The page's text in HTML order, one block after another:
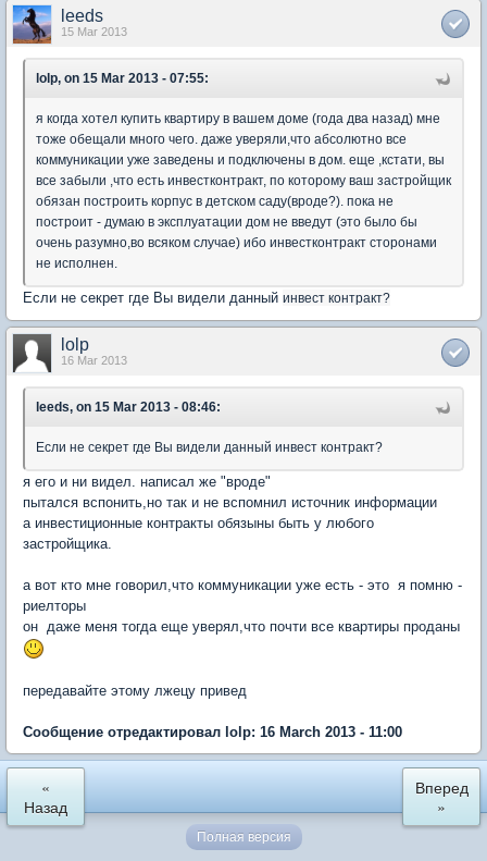
leeds
15 Mar 2013
lolp, on 15 Mar 2013 - 07:55:
я когда хотел купить квартиру в вашем доме (года два назад) мне
тоже обещали много чего. даже уверяли,что абсолютно все
коммуникации уже заведены и подключены в дом. еще ,кстати, вы
все забыли ,что есть инвестконтракт, по которому ваш застройщик
обязан построить корпус в детском саду(вроде?). пока не
построит - думаю в эксплуатации дом не введут (это было бы
очень разумно,во всяком случае) ибо инвестконтракт сторонами
не исполнен.
Если не секрет где Вы видели данный инвест контракт?
lolp
16 Mar 2013
leeds, on 15 Mar 2013 - 08:46:
Если не секрет где Вы видели данный инвест контракт?
я его и ни видел. написал же "вроде"
пытался вспонить,но так и не вспомнил источник информации
а инвестиционные контракты обязыны быть у любого
застройщика.
а вот кто мне говорил,что коммуникации уже есть - это я помню -
риелторы
он даже меня тогда еще уверял,что почти все квартиры проданы
передавайте этому лжецу привед
Сообщение отредактировал lolp: 16 March 2013 - 11:00
«
Назад
Вперед
»
Полная версия